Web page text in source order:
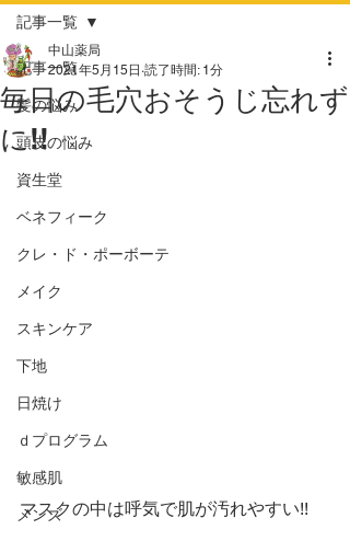
記事一覧
髪の悩み
頭皮の悩み
資生堂
ベネフィーク
クレ・ド・ポーボーテ
メイク
スキンケア
下地
日焼け
ｄプログラム
敏感肌
メンズ
記事一覧
毎日の毛穴おそうじ忘れず
に!!
中山薬局
2021年5月15日 読了時間: 1分
マスクの中は呼気で肌が汚れやすい!!